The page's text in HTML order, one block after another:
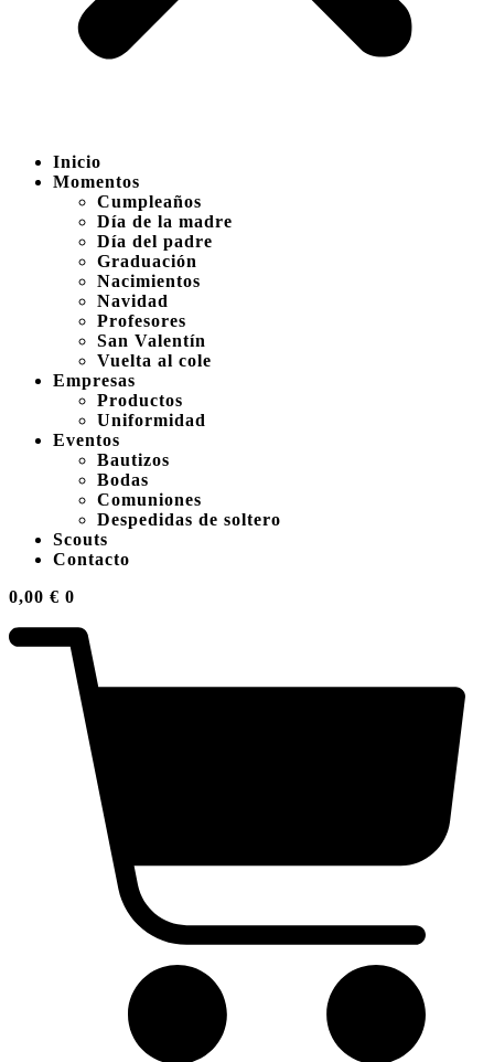
Inicio
Momentos
Cumpleaños
Día de la madre
Día del padre
Graduación
Nacimientos
Navidad
Profesores
San Valentín
Vuelta al cole
Empresas
Productos
Uniformidad
Eventos
Bautizos
Bodas
Comuniones
Despedidas de soltero
Scouts
Contacto
0,00 € 0